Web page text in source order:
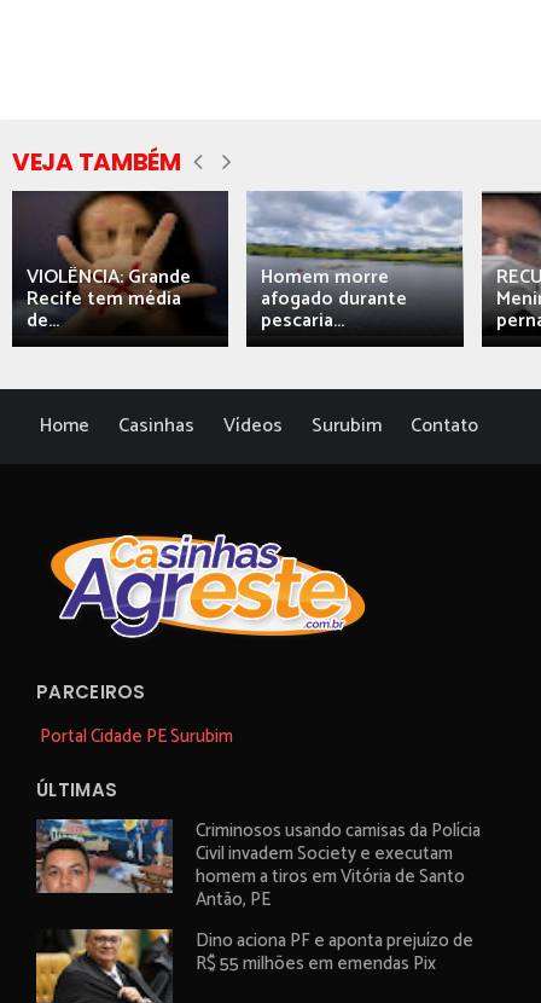
VEJA TAMBÉM
VIOLÊNCIA: Grande
Recife tem média
de...
Homem morre
afogado durante
pescaria...
Home Casinhas Vídeos Surubim Contato
PARCEIROS
Portal Cidade PE Surubim
ÚLTIMAS
Criminosos usando camisas da Polícia
Civil invadem Society e executam
homem a tiros em Vitória de Santo
Antão, PE
Dino aciona PF e aponta prejuízo de
R$ 55 milhões em emendas Pix